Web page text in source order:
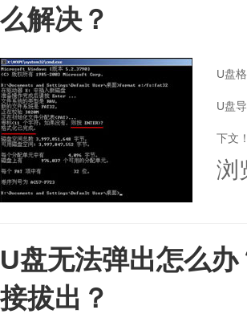
么解决？
U盘
U盘
下文
浏
U盘无法弹出怎么
接拔出？